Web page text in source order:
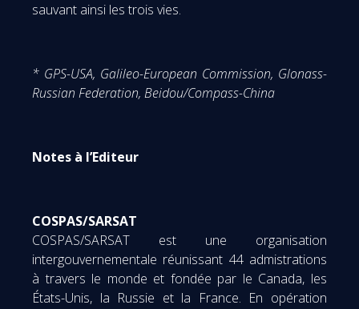
sauvant ainsi les trois vies.
* GPS-USA, Galileo-European Commission, Glonass-
Russian Federation, Beidou/Compass-China
Notes à l’Editeur
COSPAS/SARSAT
COSPAS/SARSAT est une organisation
intergouvernementale réunissant 44 admistrations
à travers le monde et fondée par le Canada, les
États-Unis, la Russie et la France. En opération